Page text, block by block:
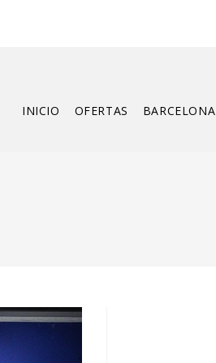
INICIO OFERTAS BARCELONA